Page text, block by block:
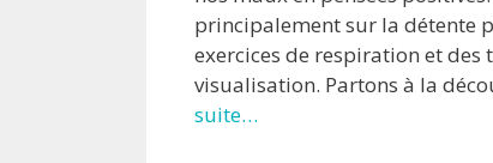
principalement sur la détente
exercices de respiration et des
visualisation. Partons à la
suite…